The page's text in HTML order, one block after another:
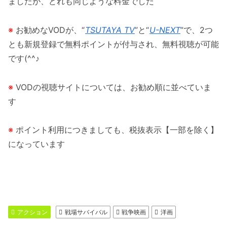
※ お勧めなVODが、“TSUTAYA TV”と“U-NEXT”で、2つ
とも新規登録で無料ポイントが付与され、無料視聴が可能
です(^^♪
※ VODの視聴サイトについては、お勧め順に並べていま
す
※ ポイント利用につきましても、税抜表示【一部を除く】
になっています
アクション 戦場サバイバル 戦争映画 洋画